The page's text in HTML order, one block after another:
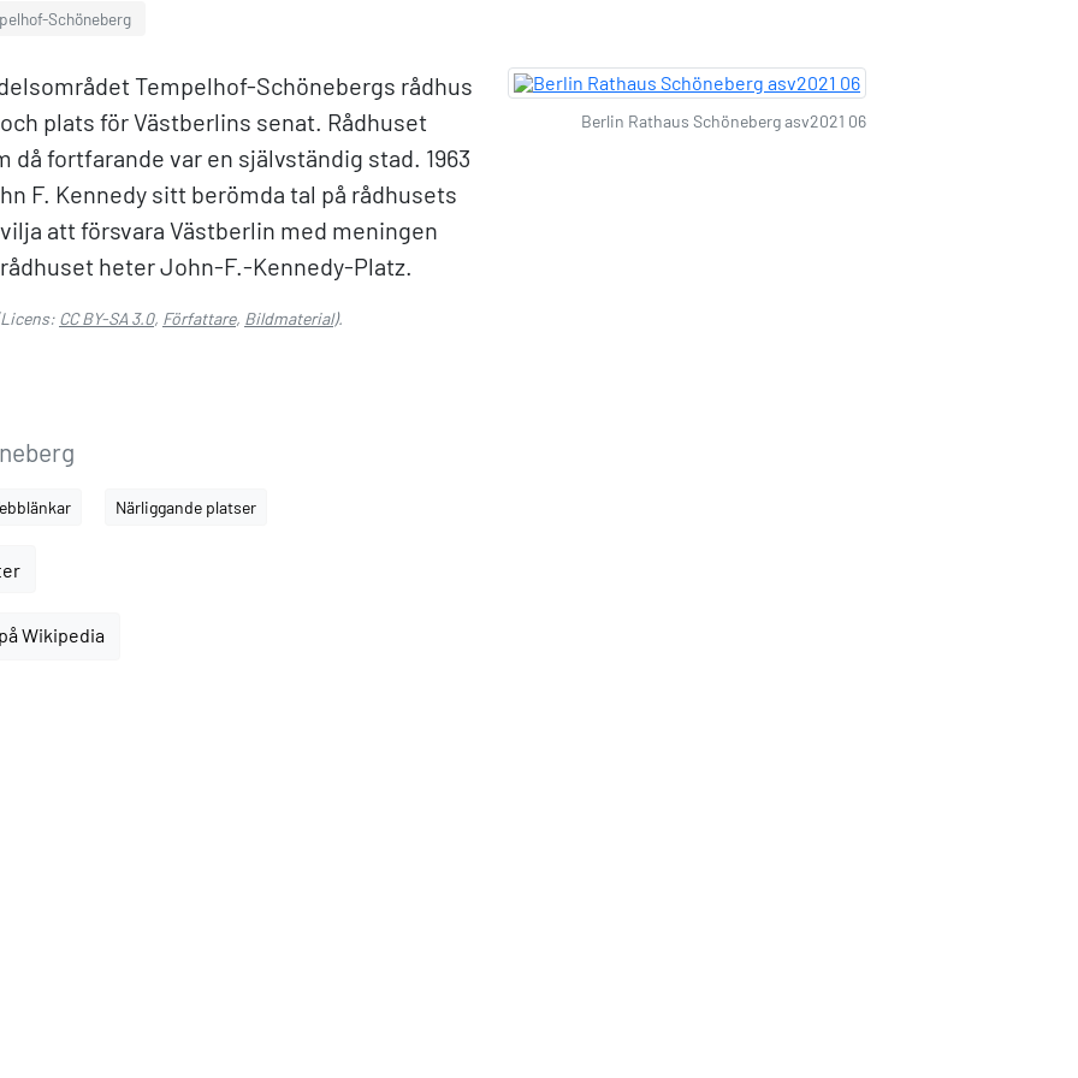
Schöneberg
Tempelhof-Schönebergs rådhus
plats för Västberlins senat. Rådhuset
då fortfarande var en självständig stad. 1963
F. Kennedy sitt berömda tal på rådhusets
att försvara Västberlin med meningen
heter John-F.-Kennedy-Platz.
CC BY-SA 3.0, Författare, Bildmaterial).
Närliggande platser
Wikipedia
Berlin Rathaus Schöneberg asv2021 06